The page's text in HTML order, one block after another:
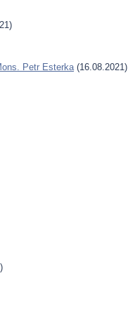
Petr Esterka(16.08.2021)